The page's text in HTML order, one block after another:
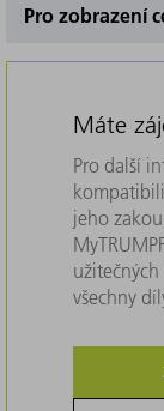
Pro zobrazení
Máte
Pro další
jeho
všechny